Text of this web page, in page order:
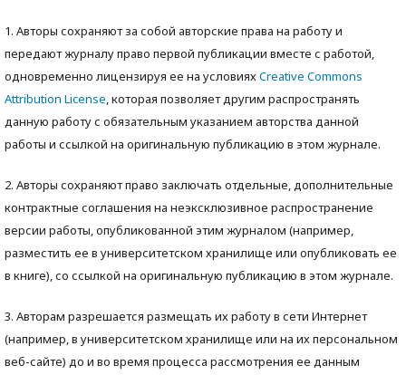
1. Авторы сохраняют за собой авторские права на работу и
передают журналу право первой публикации вместе с работой,
одновременно лицензируя ее на условияхCreative Commons
Attribution License, которая позволяет другим распространять
данную работу с обязательным указанием авторства данной
работы и ссылкой на оригинальную публикацию в этом журнале.
2. Авторы сохраняют право заключать отдельные, дополнительные
контрактные соглашения на неэксклюзивное распространение
версии работы, опубликованной этим журналом (например,
разместить ее в университетском хранилище или опубликовать ее
в книге), со ссылкой на оригинальную публикацию в этом журнале.
3. Авторам разрешается размещать их работу в сети Интернет
(например, в университетском хранилище или на их персональном
веб-сайте) до и во время процесса рассмотрения ее данным